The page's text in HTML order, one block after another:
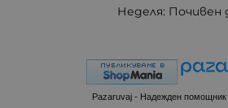
Неделя: Почивен
Pazaruvaj - Надежден помощник